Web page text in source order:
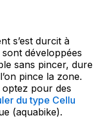
s’est durcit à
développées
sans pincer, dure
pince la zone.
optez pour des
du type Cellu
(aquabike).